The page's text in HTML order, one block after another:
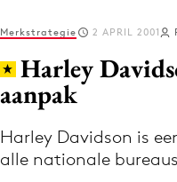
Log in
Volg het laatste
Merkstrategie 2 APRIL 2001
Harley
aanpak
Harley Davidson is
alle nationale